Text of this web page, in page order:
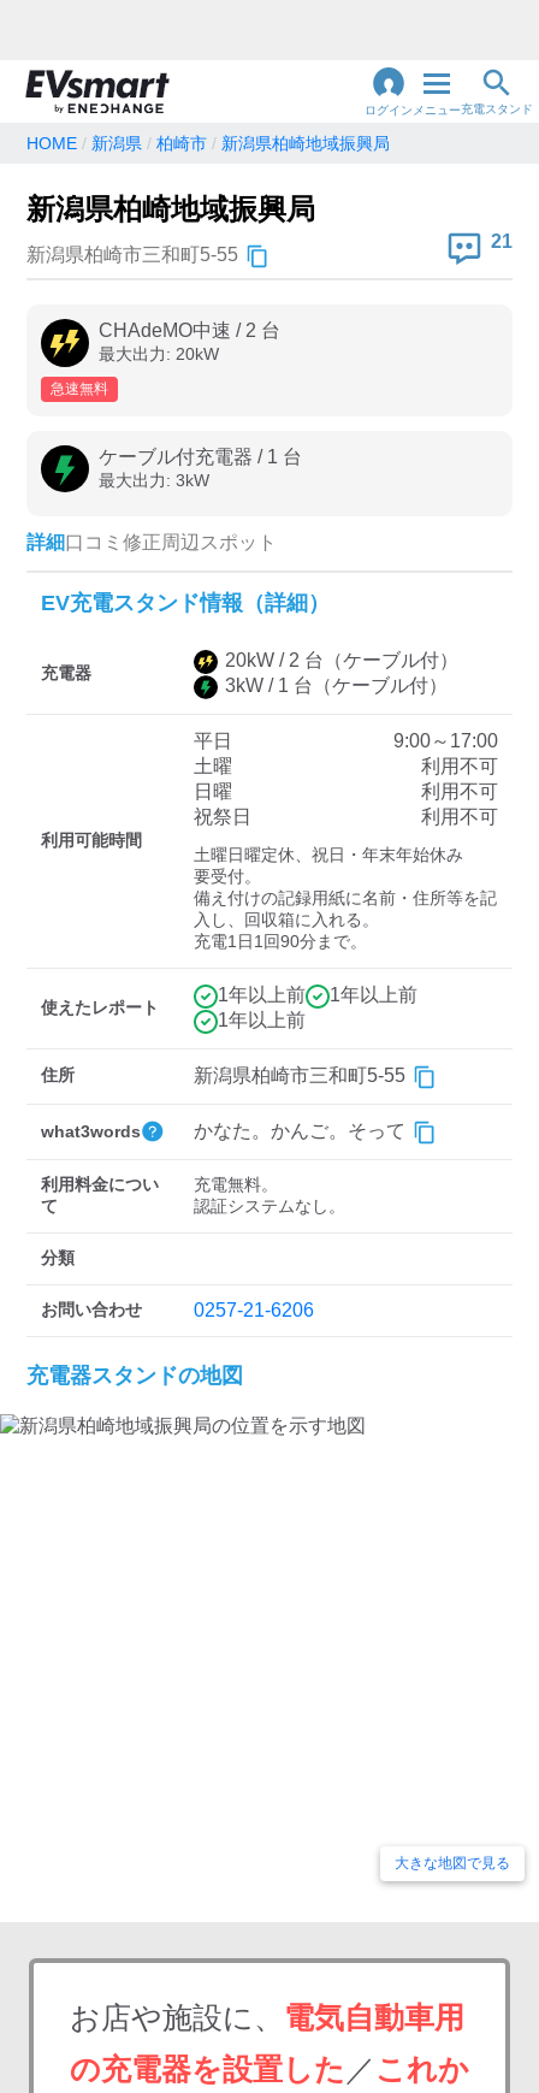
ログイン メニュー充電スタンド
地名・観光スポット・住所で検索
充電器の種類
急速充電器のみ表示
高速道路上のみ表示
認証システム
EV充電エネチェンジ
三菱ディーラーを表示
日産ディーラーを表示
すべて 中速-20kW-以上 急速-44kW-以上
検索する
HOME 新潟県 柏崎市 新潟県柏崎地域振興局
新潟県柏崎地域振興局
新潟県柏崎市三和町5-55
21
CHAdeMO中速 / 2 台
最大出力: 20kW
急速無料
ケーブル付充電器 / 1 台
最大出力: 3kW
詳細口コミ 修正周辺スポット
EV充電スタンド情報（詳細）
充電器
20kW / 2 台
（ケーブル付）
3kW / 1 台 （ケーブル付）
利用可能時間
平日
9:00～17:00
土曜
利用不可
日曜
利用不可
祝祭日
利用不可
土曜日曜定休、祝日・年末年始休み
要受付。
備え付けの記録用紙に名前・住所等を記
入し、回収箱に入れる。
充電1日1回90分まで。
使えたレポート
1年以上前
1年以上前
1年以上前
住所 新潟県柏崎市三和町5-55
what3words かなた。かんご。そって
利用料金につい
て
充電無料。
認証システムなし。
分類
お問い合わせ 0257-21-6206
充電器スタンドの地図
大きな地図で見る
お店や施設に、 電気自動車用
の充電器を設置した ／ これか